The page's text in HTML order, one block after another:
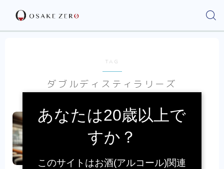
TAG
ダブルディスティラリーズ
あなたは20歳以上で
すか？
このサイトはお酒(アルコール)関連